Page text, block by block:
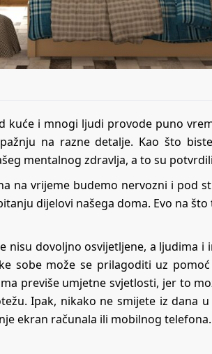
kuće i mnogi ljudi provode puno
na razne detalje. Kao što
mentalnog zdravlja, a to su
na vrijeme budemo nervozni i pod
dijelovi našega doma. Evo na
nisu dovoljno osvijetljene, a ljudima i
sobe može se prilagoditi uz
previše umjetne svjetlosti, jer to
Ipak, nikako ne smijete iz dana
ekran računala ili mobilnog telefona.